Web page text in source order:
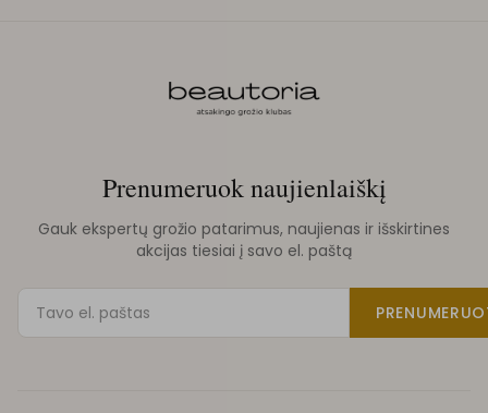
Prenumeruok naujienlaiškį
Gauk ekspertų grožio patarimus, naujienas ir išskirtines
akcijas tiesiai į savo el. paštą